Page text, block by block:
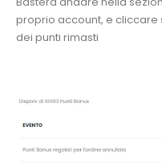
proprio account, e cliccare
dei punti rimasti